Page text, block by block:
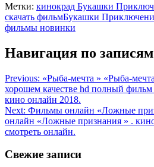
Метки: кинокрад Букашки
скачать фильмБукашки
фильмы новинки
Навигация по записям
Previous: «Рыба-мечта » «Рыба-
хорошем качестве hd полный
кинo онлайн 2018.
Next: Фильмы онлайн «Ложные
онлайн «Ложные признания » .
смотреть онлайн.
Свежие записи